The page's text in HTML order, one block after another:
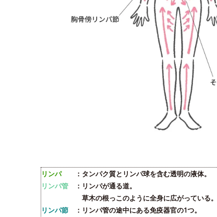
リンパ：タンパク質とリンパ球を含む透明の液体。
リンパ管 ：リンパが通る道。
草木の根っこのように全身に広がっている。
リンパ節 ：リンパ管の途中にある免疫器官の1つ。